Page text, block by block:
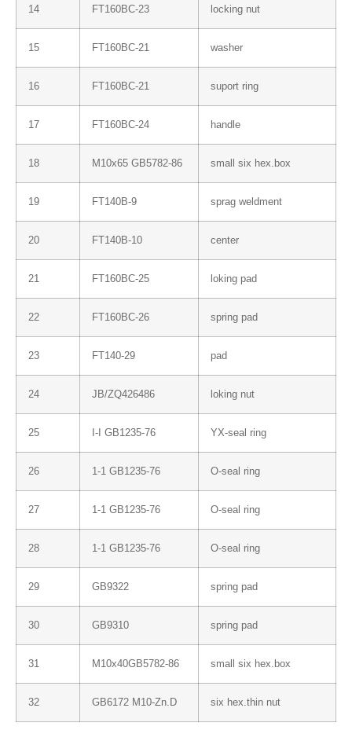
14 FT160BC-23 locking nut
15 FT160BC-21 washer
16 FT160BC-21 suport ring
17 FT160BC-24 handle
18 M10x65 GB5782-86 small six hex.box
19 FT140B-9 sprag weldment
20 FT140B-10 center
21 FT160BC-25 loking pad
22 FT160BC-26 spring pad
23 FT140-29 pad
24 JB/ZQ426486 loking nut
25 I-I GB1235-76 YX-seal ring
26 1-1 GB1235-76 O-seal ring
27 1-1 GB1235-76 O-seal ring
28 1-1 GB1235-76 O-seal ring
29 GB9322 spring pad
30 GB9310 spring pad
31 M10x40GB5782-86 small six hex.box
32 GB6172 M10-Zn.D six hex.thin nut